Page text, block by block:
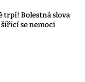
trpí! Bolestná slova
se nemoci